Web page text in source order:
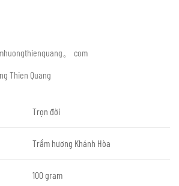
。 com
Thien Quang
Trọn đời
Trầm hương Khánh Hòa
100 gram